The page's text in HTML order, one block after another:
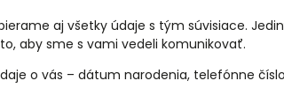
aj všetky údaje s tým súvisiace.
aby sme s vami vedeli komunikovať.
o vás – dátum narodenia, telefónne